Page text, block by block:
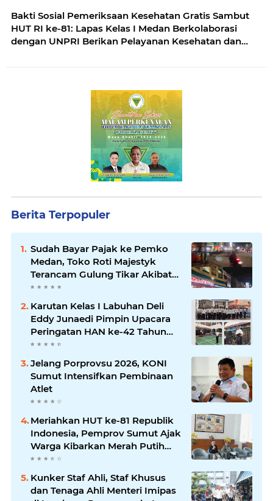
Bakti Sosial Pemeriksaan Kesehatan Gratis Sambut
HUT RI ke-81: Lapas Kelas I Medan Berkolaborasi
dengan UNPRI Berikan Pelayanan Kesehatan dan
Berita Terpopuler
Sudah Bayar Pajak ke Pemko
Medan, Toko Roti Majestyk
Terancam Gulung Tikar Akibat
Akses Jalan Ditutup Pedagang
Angkringan
Karutan Kelas I Labuhan Deli
Eddy Junaedi Pimpin Upacara
Peringatan HAN ke-42 Tahun
2026
Jelang Porprovsu 2026, KONI
Sumut Intensifkan Pembinaan
Atlet
Meriahkan HUT ke-81 Republik
Indonesia, Pemprov Sumut Ajak
Warga Kibarkan Merah Putih
Mulai 1 Agustus
Kunker Staf Ahli, Staf Khusus
dan Tenaga Ahli Menteri Imipas